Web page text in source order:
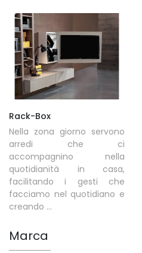
Rack-Box
Nella zona giorno servono
arredi che ci
accompagnino nella
quotidianità in casa,
facilitando i gesti che
facciamo nel quotidiano e
creando ...
Marca